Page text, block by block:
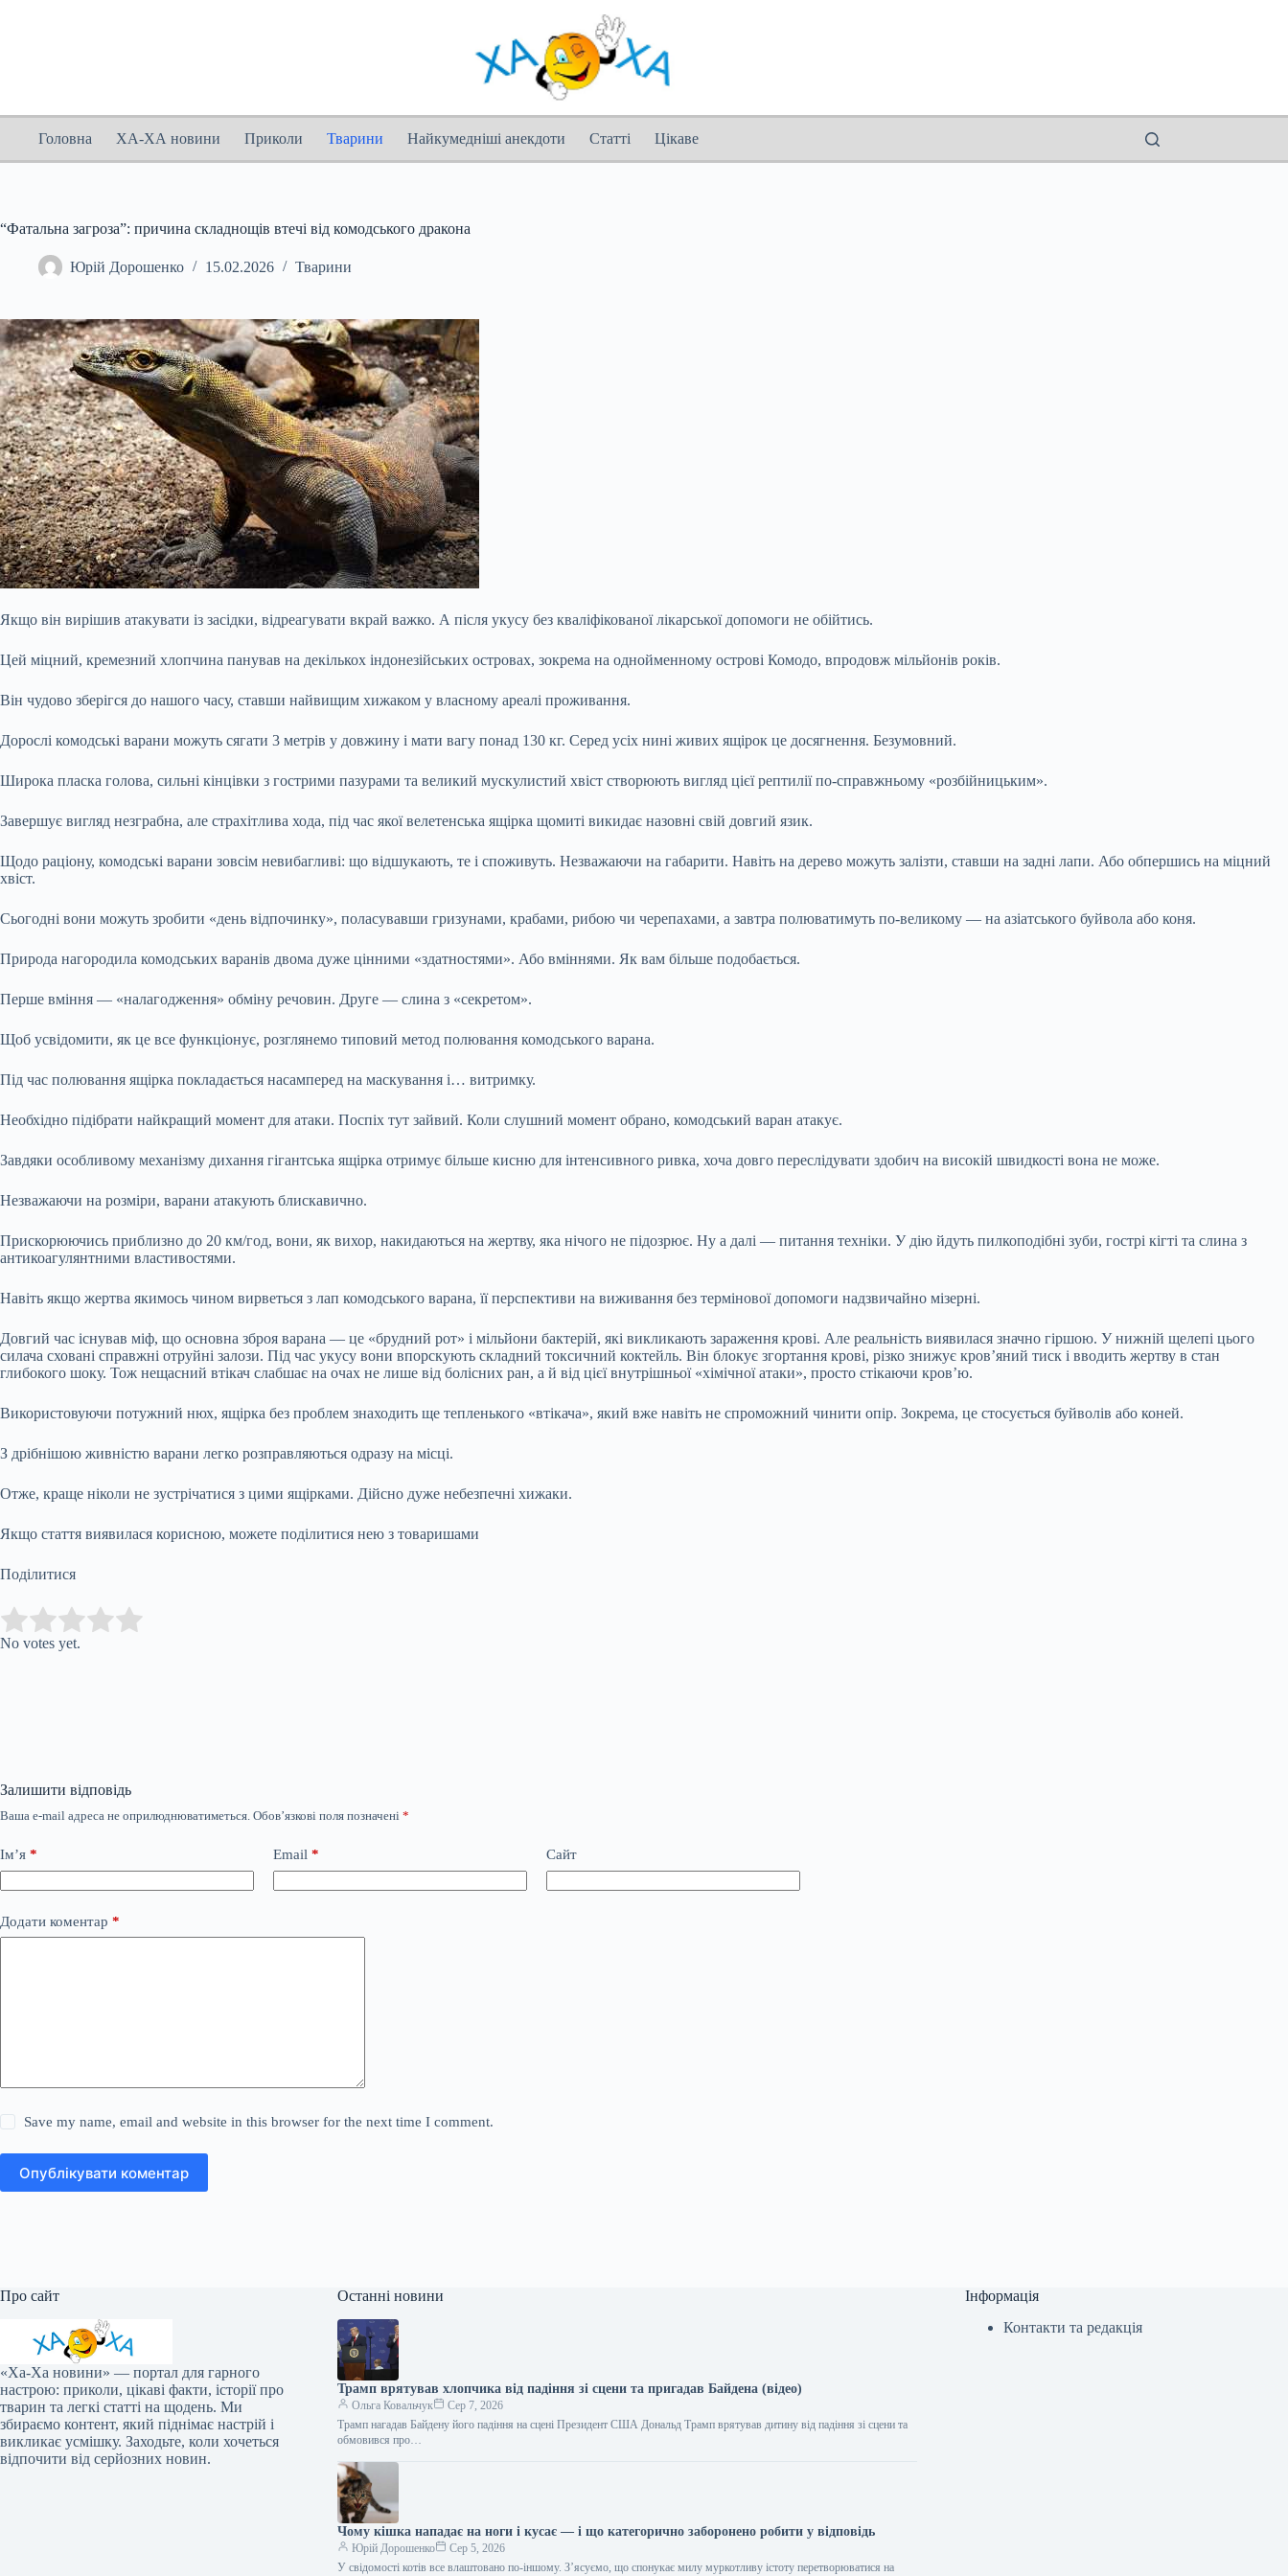
Головна ХА-ХА новини Приколи Тварини Найкумедніші анекдоти Статті Цікаве
“Фатальна загроза”: причина складнощів втечі від комодського дракона
Юрій Дорошенко 15.02.2026 Тварини
Якщо він вирішив атакувати із засідки, відреагувати вкрай важко. А після укусу без кваліфікованої лікарської допомоги не обійтись.
Цей міцний, кремезний хлопчина панував на декількох індонезійських островах, зокрема на однойменному острові Комодо, впродовж мільйонів років.
Він чудово зберігся до нашого часу, ставши найвищим хижаком у власному ареалі проживання.
Дорослі комодські варани можуть сягати 3 метрів у довжину і мати вагу понад 130 кг. Серед усіх нині живих ящірок це досягнення. Безумовний.
Широка пласка голова, сильні кінцівки з гострими пазурами та великий мускулистий хвіст створюють вигляд цієї рептилії по-справжньому «розбійницьким».
Завершує вигляд незграбна, але страхітлива хода, під час якої велетенська ящірка щомиті викидає назовні свій довгий язик.
Щодо раціону, комодські варани зовсім невибагливі: що відшукають, те і споживуть. Незважаючи на габарити. Навіть на дерево можуть залізти, ставши на задні лапи. Або обпершись на міцний
хвіст.
Сьогодні вони можуть зробити «день відпочинку», поласувавши гризунами, крабами, рибою чи черепахами, а завтра полюватимуть по-великому — на азіатського буйвола або коня.
Природа нагородила комодських варанів двома дуже цінними «здатностями». Або вміннями. Як вам більше подобається.
Перше вміння — «налагодження» обміну речовин. Друге — слина з «секретом».
Щоб усвідомити, як це все функціонує, розглянемо типовий метод полювання комодського варана.
Під час полювання ящірка покладається насамперед на маскування і… витримку.
Необхідно підібрати найкращий момент для атаки. Поспіх тут зайвий. Коли слушний момент обрано, комодський варан атакує.
Завдяки особливому механізму дихання гігантська ящірка отримує більше кисню для інтенсивного ривка, хоча довго переслідувати здобич на високій швидкості вона не може.
Незважаючи на розміри, варани атакують блискавично.
Прискорюючись приблизно до 20 км/год, вони, як вихор, накидаються на жертву, яка нічого не підозрює. Ну а далі — питання техніки. У дію йдуть пилкоподібні зуби, гострі кігті та слина з
антикоагулянтними властивостями.
Навіть якщо жертва якимось чином вирветься з лап комодського варана, її перспективи на виживання без термінової допомоги надзвичайно мізерні.
Довгий час існував міф, що основна зброя варана — це «брудний рот» і мільйони бактерій, які викликають зараження крові. Але реальність виявилася значно гіршою. У нижній щелепі цього
силача сховані справжні отруйні залози. Під час укусу вони впорскують складний токсичний коктейль. Він блокує згортання крові, різко знижує кров’яний тиск і вводить жертву в стан
глибокого шоку. Тож нещасний втікач слабшає на очах не лише від болісних ран, а й від цієї внутрішньої «хімічної атаки», просто стікаючи кров’ю.
Використовуючи потужний нюх, ящірка без проблем знаходить ще тепленького «втікача», який вже навіть не спроможний чинити опір. Зокрема, це стосується буйволів або коней.
З дрібнішою живністю варани легко розправляються одразу на місці.
Отже, краще ніколи не зустрічатися з цими ящірками. Дійсно дуже небезпечні хижаки.
Якщо стаття виявилася корисною, можете поділитися нею з товаришами
Поділитися
Rate this item:
No votes yet.
Залишити відповідь
Ваша e-mail адреса не оприлюднюватиметься. Обов’язкові поля позначені *
Ім’я * Email * Сайт
Додати коментар *
Save my name, email and website in this browser for the next time I comment.
Опублікувати коментар
Про сайт
«Ха-Ха новини» — портал для гарного
настрою: приколи, цікаві факти, історії про
тварин та легкі статті на щодень. Ми
збираємо контент, який піднімає настрій і
викликає усмішку. Заходьте, коли хочеться
відпочити від серйозних новин.
Останні новини
Трамп врятував хлопчика від падіння зі сцени та пригадав Байдена (відео)
Ольга Ковальчук
Сер 7, 2026
Трамп нагадав Байдену його падіння на сцені Президент США Дональд Трамп врятував дитину від падіння зі сцени та
обмовився про…
Чому кішка нападає на ноги і кусає — і що категорично заборонено робити у відповідь
Юрій Дорошенко
Сер 5, 2026
У свідомості котів все влаштовано по-іншому. З’ясуємо, що спонукає милу муркотливу істоту перетворюватися на
Інформація
Контакти та редакція